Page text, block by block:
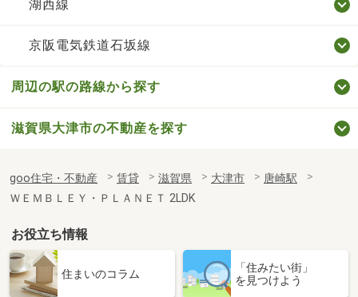
湖西線
京阪電気鉄道石坂線
周辺の駅の路線から探す
滋賀県大津市の不動産を探す
goo住宅・不動産 賃貸 滋賀県 大津市
唐崎駅
ＷＥＭＢＬＥＹ・ＰＬＡＮＥＴ 2LDK
お役立ち情報
住まいのコラム
「住みたい街」
を見つけよう